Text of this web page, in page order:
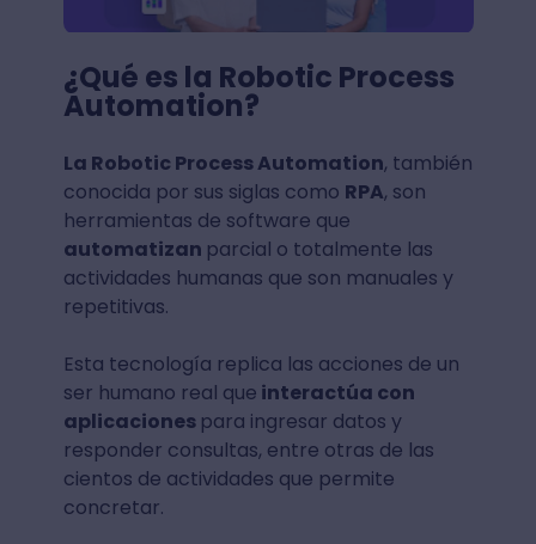
¿Qué es la Robotic Process
Automation?
La Robotic Process Automation, también
conocida por sus siglas como RPA, son
herramientas de software que
automatizan parcial o totalmente las
actividades humanas que son manuales y
repetitivas.
Esta tecnología replica las acciones de un
ser humano real que interactúa con
aplicaciones para ingresar datos y
responder consultas, entre otras de las
cientos de actividades que permite
concretar.